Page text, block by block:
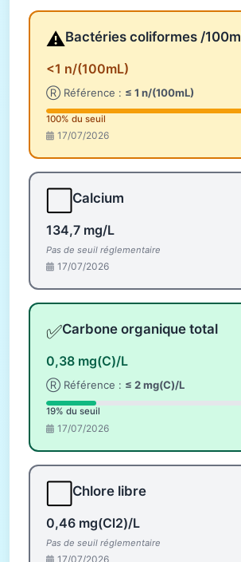
⚠️Bactéries coliformes /
<1 n/(100mL)
Ⓡ Référence : ≤ 1 n/(100mL)
100% du seuil
17/07/2026
Calcium
134,7 mg/L
Pas de seuil réglementaire
17/07/2026
✅Carbone organique total
0,38 mg(C)/L
Ⓡ Référence : ≤ 2 mg(C)/L
19% du seuil
17/07/2026
Chlore libre
0,46 mg(Cl2)/L
Pas de seuil réglementaire
17/07/2026